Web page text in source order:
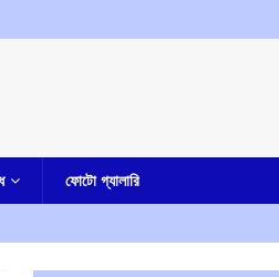
ফোটো গ্যালারি